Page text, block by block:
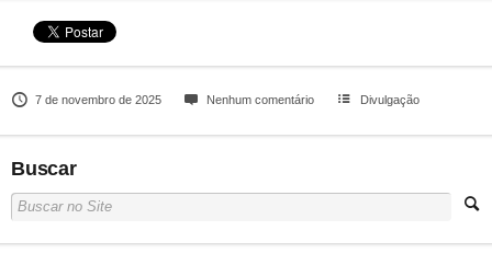
7 de novembro de 2025 Nenhum comentário Divulgação
Buscar